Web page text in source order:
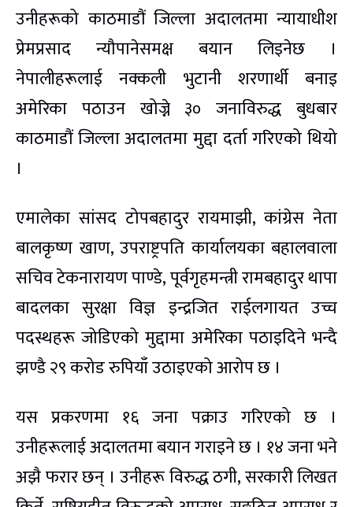
उनीहरूको काठमाडौं जिल्ला अदालतमा न्यायाधीश
प्रेमप्रसाद न्यौपानेसमक्ष बयान लिइनेछ ।
नेपालीहरूलाई नक्कली भुटानी शरणार्थी बनाइ
अमेरिका पठाउन खोज्ने ३० जनाविरुद्ध बुधबार
काठमाडौं जिल्ला अदालतमा मुद्दा दर्ता गरिएको थियो
।
एमालेका सांसद टोपबहादुर रायमाझी, कांग्रेस नेता
बालकृष्ण खाण, उपराष्ट्रपति कार्यालयका बहालवाला
सचिव टेकनारायण पाण्डे, पूर्वगृहमन्त्री रामबहादुर थापा
बादलका सुरक्षा विज्ञ इन्द्रजित राईलगायत उच्च
पदस्थहरू जोडिएको मुद्दामा अमेरिका पठाइदिने भन्दै
झण्डै २९ करोड रुपियाँ उठाइएको आरोप छ ।
यस प्रकरणमा १६ जना पक्राउ गरिएको छ ।
उनीहरूलाई अदालतमा बयान गराइने छ । १४ जना भने
अझै फरार छन् । उनीहरू विरुद्ध ठगी, सरकारी लिखत